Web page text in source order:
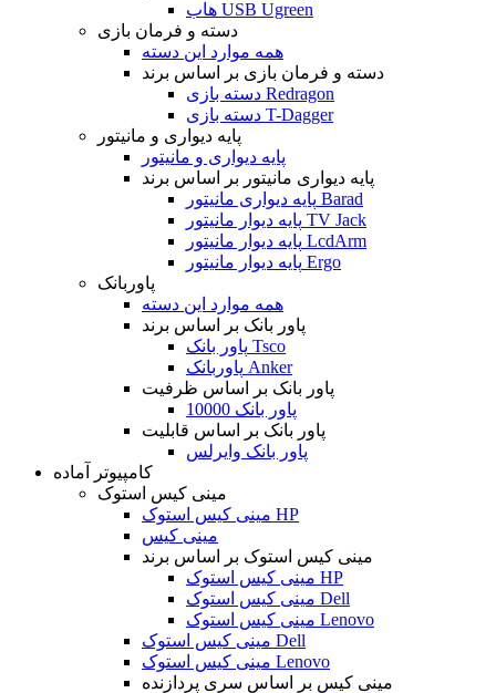
هاب USB Ugreen
دسته و فرمان بازی
همه موارد این دسته
دسته و فرمان بازی بر اساس برند
دسته بازی Redragon
دسته بازی T-Dagger
پایه دیواری و مانیتور
پایه دیواری و مانیتور
پایه دیواری مانیتور بر اساس برند
پایه دیواری مانیتور Barad
پایه دیوار مانیتور TV Jack
پایه دیوار مانیتور LcdArm
پایه دیوار مانیتور Ergo
پاوربانک
همه موارد این دسته
پاور بانک بر اساس برند
پاور بانک Tsco
پاوربانک Anker
پاور بانک بر اساس ظرفیت
پاور بانک 10000
پاور بانک بر اساس قابلیت
پاور بانک وایرلس
کامپیوتر آماده
مینی کیس استوک
مینی کیس استوک HP
مینی کیس
مینی کیس استوک بر اساس برند
مینی کیس استوک HP
مینی کیس استوک Dell
مینی کیس استوک Lenovo
مینی کیس استوک Dell
مینی کیس استوک Lenovo
مینی کیس بر اساس سری پردازنده